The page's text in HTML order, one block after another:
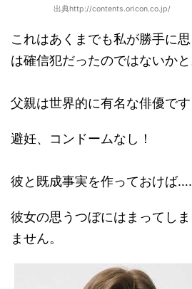
出典http://contents.oricon.co.jp/
これはあくまでも私が勝手に
は確信犯だったのではないかと
父親は世界的に有名な俳優です
避妊、コンドームなし！
彼と既成事実を作っておけば
彼女の思うつぼにはまってし
ません。